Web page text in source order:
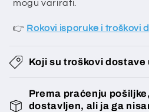
e
ž
e
i
mogu varirati.
👉 Rokovi isporuke i troškovi
Koji su troškovi dostave
Prema praćenju
dostavljen, ali ja ga